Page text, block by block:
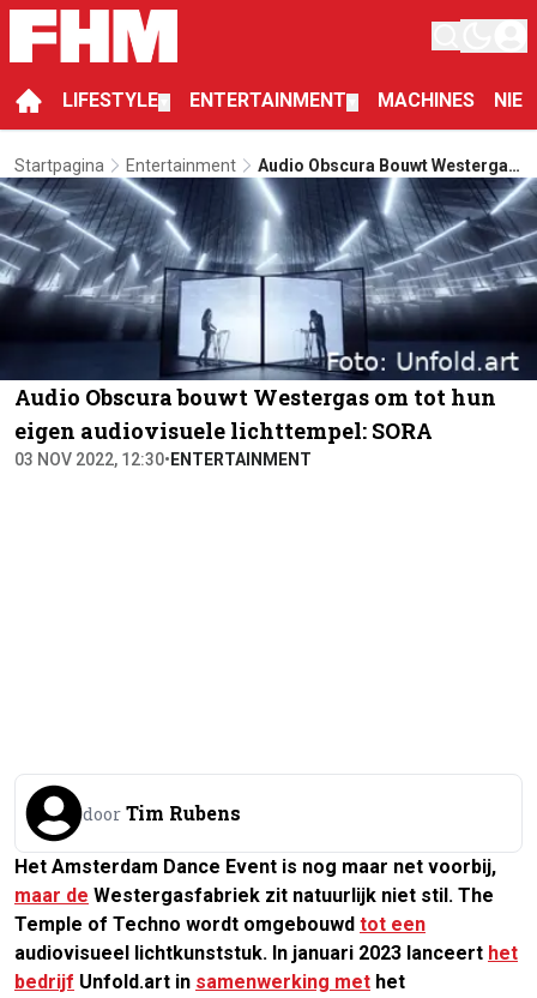
LIFESTYLE ENTERTAINMENT MACHINES
Startpagina Entertainment
Audio Obscura Bouwt Westergas
Om Tot Hun Eigen Audiovisuele
Lichttempel: SORA
Audio Obscura bouwt Westergas om tot hun
eigen audiovisuele lichttempel: SORA
03 NOV 2022, 12:30• ENTERTAINMENT
door Tim Rubens
Het Amsterdam Dance Event is nog maar net voorbij,
maar de Westergasfabriek zit natuurlijk niet stil. The
Temple of Techno wordt omgebouwd tot een
audiovisueel lichtkunststuk. In januari 2023 lanceert het
bedrijf Unfold.art in samenwerking met het